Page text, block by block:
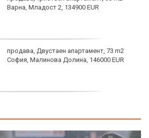
Варна, Младост 2, 134900 EUR
продава, Двустаен апартамент, 73 m2
София, Малинова Долина, 146000 EUR